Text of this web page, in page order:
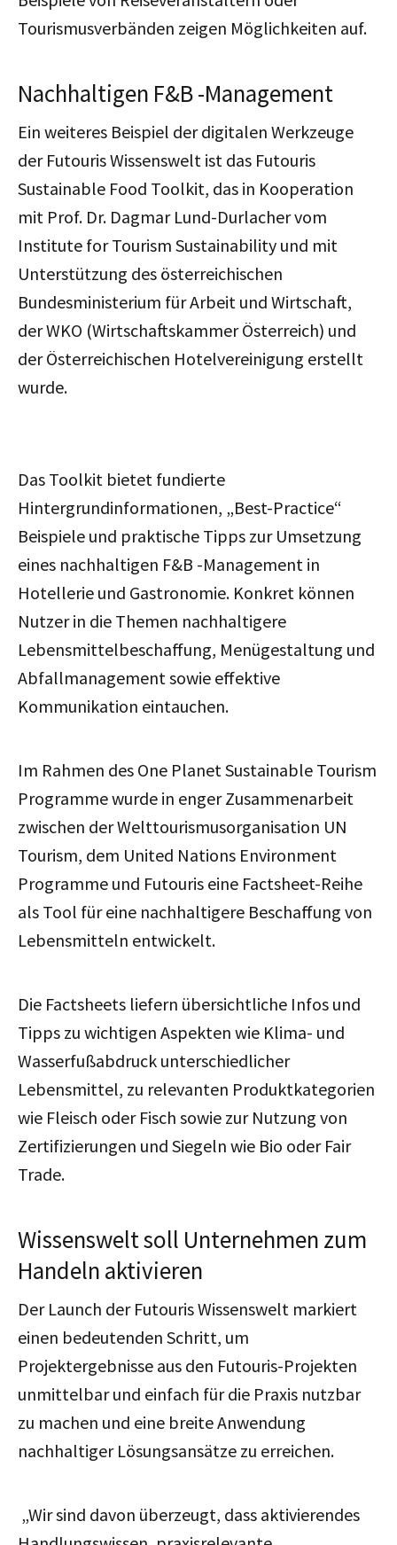
Tourismusverbänden zeigen Möglichkeiten auf.
Nachhaltigen F&B -Management
Ein weiteres Beispiel der digitalen Werkzeuge
der Futouris Wissenswelt ist das Futouris
Sustainable Food Toolkit, das in Kooperation
mit Prof. Dr. Dagmar Lund-Durlacher vom
Institute for Tourism Sustainability und mit
Unterstützung des österreichischen
Bundesministerium für Arbeit und Wirtschaft,
der WKO (Wirtschaftskammer Österreich) und
der Österreichischen Hotelvereinigung erstellt
wurde.
Das Toolkit bietet fundierte
Hintergrundinformationen, „Best-Practice“
Beispiele und praktische Tipps zur Umsetzung
eines nachhaltigen F&B -Management in
Hotellerie und Gastronomie. Konkret können
Nutzer in die Themen nachhaltigere
Lebensmittelbeschaffung, Menügestaltung und
Abfallmanagement sowie effektive
Kommunikation eintauchen.
Im Rahmen des One Planet Sustainable Tourism
Programme wurde in enger Zusammenarbeit
zwischen der Welttourismusorganisation UN
Tourism, dem United Nations Environment
Programme und Futouris eine Factsheet-Reihe
als Tool für eine nachhaltigere Beschaffung von
Lebensmitteln entwickelt.
Die Factsheets liefern übersichtliche Infos und
Tipps zu wichtigen Aspekten wie Klima- und
Wasserfußabdruck unterschiedlicher
Lebensmittel, zu relevanten Produktkategorien
wie Fleisch oder Fisch sowie zur Nutzung von
Zertifizierungen und Siegeln wie Bio oder Fair
Trade.
Wissenswelt soll Unternehmen zum
Handeln aktivieren
Der Launch der Futouris Wissenswelt markiert
einen bedeutenden Schritt, um
Projektergebnisse aus den Futouris-Projekten
unmittelbar und einfach für die Praxis nutzbar
zu machen und eine breite Anwendung
nachhaltiger Lösungsansätze zu erreichen.
„Wir sind davon überzeugt, dass aktivierendes